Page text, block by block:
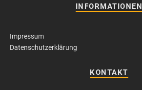
INFORMATIONEN
Impressum
Datenschutzerklärung
KONTAKT